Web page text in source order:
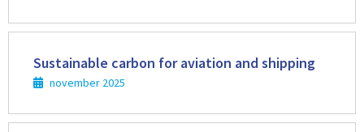
Sustainable carbon for aviation and shipping
november 2025
meer